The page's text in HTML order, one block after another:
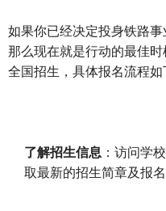
如果你已经决定投身铁路
那么现在就是行动的最佳
全国招生，具体报名流程如
了解招生信息 ：访问学
取最新的招生简章及报名